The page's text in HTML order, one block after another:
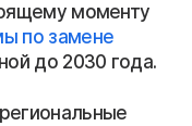
моменту
по замене
до 2030 года.